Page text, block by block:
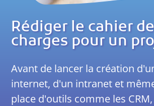
Rédiger le cahier
charges pour un
Avant de lancer la création
internet, d'un intranet et
place d'outils comme les CRM,